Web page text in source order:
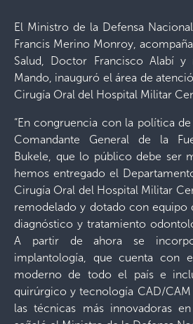
El Ministro de la Defensa
Francis Merino Monroy,
Salud, Doctor Francisco Alabí
Mando, inauguró el área de
Cirugía Oral del Hospital Militar
“En congruencia con la política
Comandante General de la
Bukele, que lo público debe ser
hemos entregado el
Cirugía Oral del Hospital Militar
remodelado y dotado con equipo
diagnóstico y tratamiento
A partir de ahora se
implantología, que cuenta con
moderno de todo el país e
quirúrgico y tecnología CAD/
las técnicas más innovadoras en